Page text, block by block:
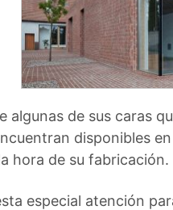
de sus caras
disponibles
hora de su fabricación.
especial atención